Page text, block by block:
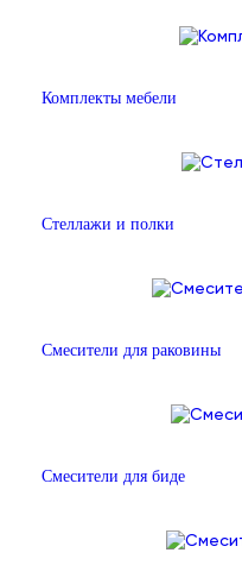
Комплекты мебели
Стеллажи и полки
Смесители для раковины
Смесители для биде